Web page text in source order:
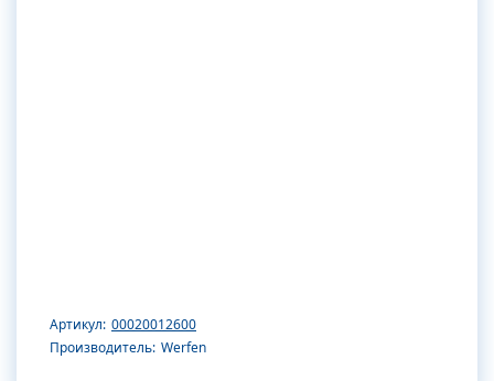
Артикул: 00020012600
Производитель: Werfen